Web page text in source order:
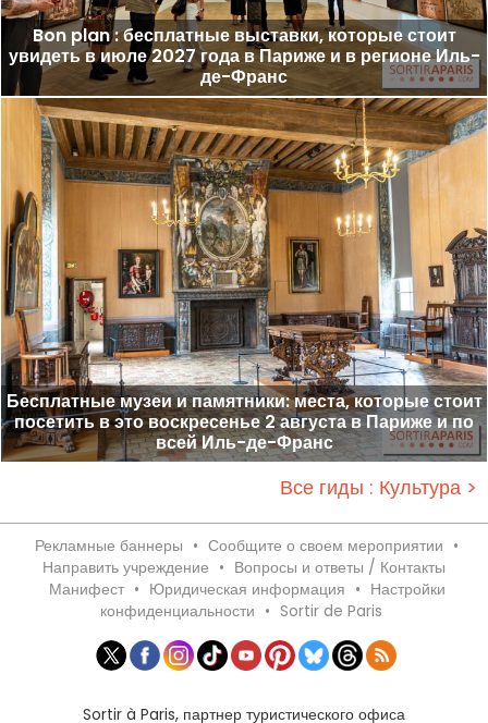
Bon plan : бесплатные выставки, которые стоит
увидеть в июле 2027 года в Париже и в регионе Иль-
де-Франс
Бесплатные музеи и памятники: места, которые стоит
посетить в это воскресенье 2 августа в Париже и по
всей Иль-де-Франс
Все гиды : Культура >
Рекламные баннеры • Сообщите о своем мероприятии •
Направить учреждение • Вопросы и ответы / Контакты
Манифест • Юридическая информация • Настройки
конфиденциальности • Sortir de Paris
Sortir à Paris, партнер туристического офиса